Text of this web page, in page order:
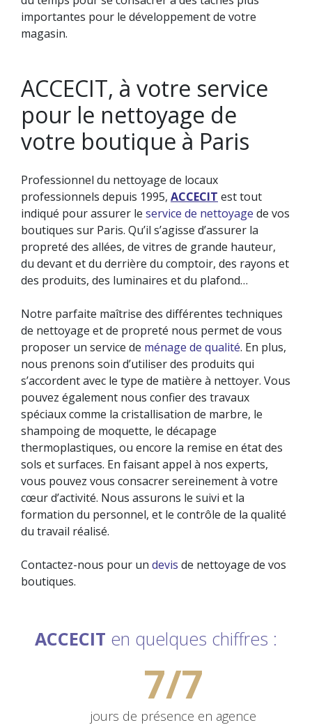
importantes pour le développement de votre
magasin.
ACCECIT, à votre service
pour le nettoyage de
votre boutique à Paris
Professionnel du nettoyage de locaux
professionnels depuis 1995, ACCECIT est tout
indiqué pour assurer le service de nettoyage de vos
boutiques sur Paris. Qu’il s’agisse d’assurer la
propreté des allées, de vitres de grande hauteur,
du devant et du derrière du comptoir, des rayons et
des produits, des luminaires et du plafond…
Notre parfaite maîtrise des différentes techniques
de nettoyage et de propreté nous permet de vous
proposer un service de ménage de qualité. En plus,
nous prenons soin d’utiliser des produits qui
s’accordent avec le type de matière à nettoyer. Vous
pouvez également nous confier des travaux
spéciaux comme la cristallisation de marbre, le
shampoing de moquette, le décapage
thermoplastiques, ou encore la remise en état des
sols et surfaces. En faisant appel à nos experts,
vous pouvez vous consacrer sereinement à votre
cœur d’activité. Nous assurons le suivi et la
formation du personnel, et le contrôle de la qualité
du travail réalisé.
Contactez-nous pour un devis de nettoyage de vos
boutiques.
ACCECIT en quelques chiffres :
7/7
jours de présence en agence